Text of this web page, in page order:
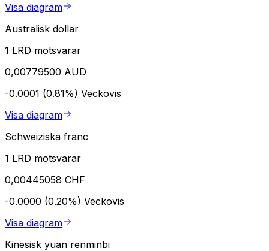
Visa diagram
Australisk dollar
1 LRD motsvarar
0,00779500 AUD
-0.0001 (0.81%) Veckovis
Visa diagram
Schweiziska franc
1 LRD motsvarar
0,00445058 CHF
-0.0000 (0.20%) Veckovis
Visa diagram
Kinesisk yuan renminbi